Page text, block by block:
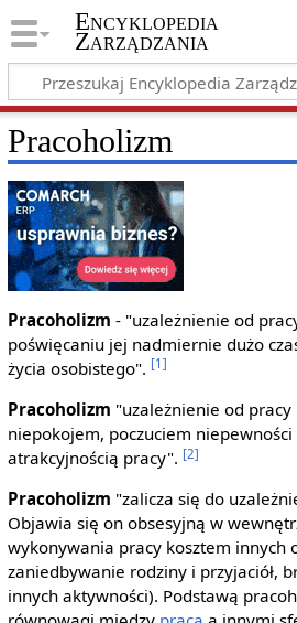
Encyklopedia
Zarządzania
Pracoholizm
Pracoholizm - "uzależnienie od
poświęcaniu jej nadmiernie dużo
życia osobistego". [1]
Pracoholizm "uzależnienie od
niepokojem, poczuciem
atrakcyjnością pracy". [2]
Pracoholizm "zalicza się do
Objawia się on obsesyjną w
wykonywania pracy kosztem innych
zaniedbywanie rodziny i przyjaciół,
innych aktywności). Podstawą